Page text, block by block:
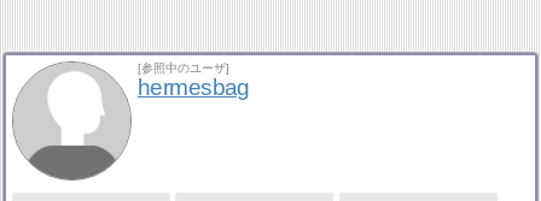
[参照中のユーザ]
hermesbag